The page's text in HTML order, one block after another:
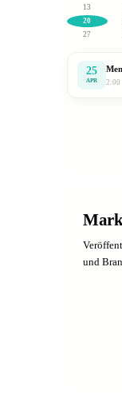
13
20
27
25
APR 2:00
und